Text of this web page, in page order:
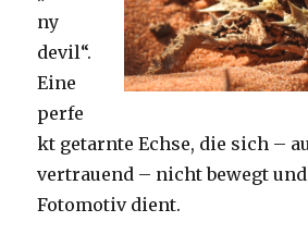
ny
devil“.
Eine
perfe
kt getarnte Echse, die sich –
vertrauend – nicht bewegt
Fotomotiv dient.